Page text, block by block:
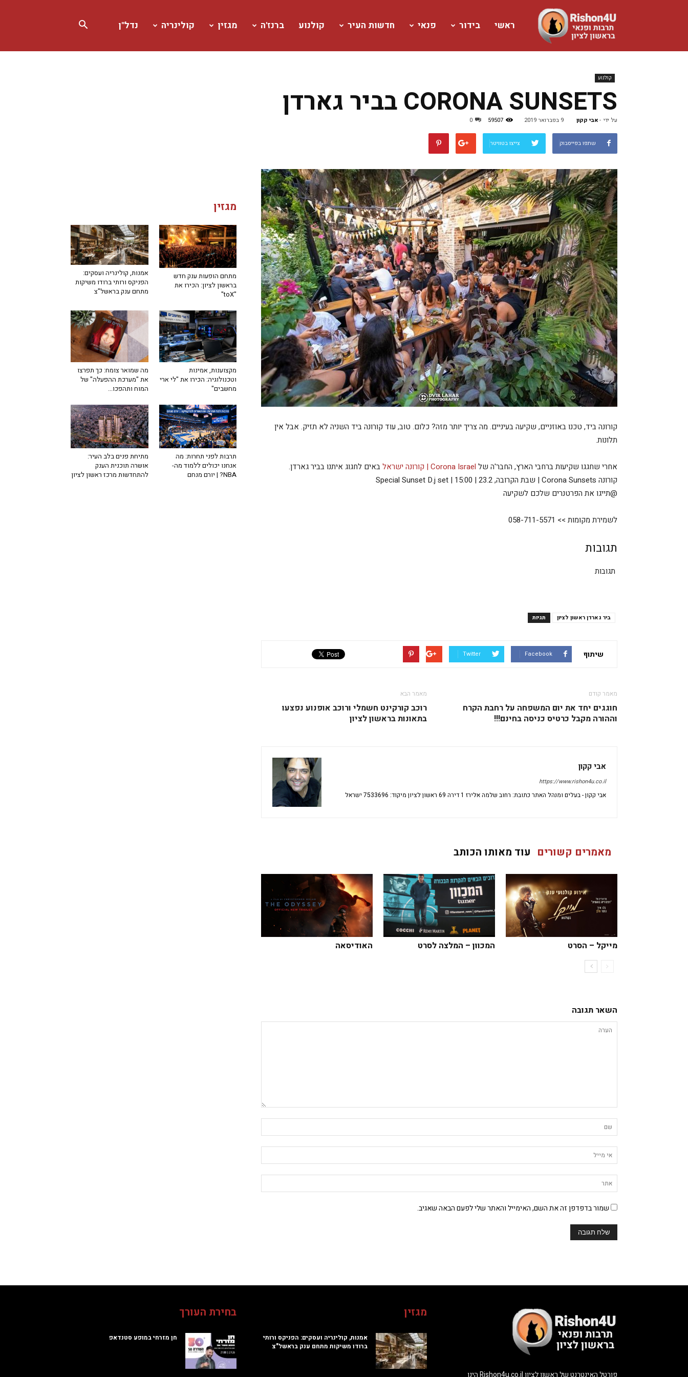
www.rishon4u.co.il
ראשי בידור פנאי חדשות העיר קולנוע ברנז'ה מגזין קולינריה נדל"ן
קולנוע
CORONA SUNSETS בביר גארדן
על ידי אבי קקון- 9 בפברואר 2019 59507
0
שתפו בפייסבוק צייצו בטוויטר
קורונה ביד, טכנו באוזניים, שקיעה בעיניים. מה צריך יותר מזה? כלום. טוב, עוד קורונה ביד השניה לא תזיק. אבל אין
תלונות.
אחרי שחגגו שקיעות ברחבי הארץ, החבר'ה של Corona Israel | קורונה ישראל
באים לחגוג איתנו בביר גארדן.
קורונה Corona Sunsets | שבת הקרובה, 23.2 | 15:00 | Special Sunset D.j set
@תייגו את הפרטנרים שלכם לשקיעה
לשמירת מקומות >> 058-711-5571
תגובות
תגובות
תגיות ביר גארדן ראשון לציון
שיתוף Facebook
Twitter
מאמר קודם
חוגגים יחד את יום המשפחה על רחבת הקרח
וההורה מקבל כרטיס כניסה בחינם!!!
מאמר הבא
רוכב קורקינט חשמלי ורוכב אופנוע נפצעו
בתאונות בראשון לציון
אבי קקון
https://www.rishon4u.co.il
אבי קקון - בעלים ומנהל האתר כתובת: רחוב שלמה אלירז 1 דירה 69 ראשון לציון מיקוד: 7533696 ישראל
מאמרים קשורים עוד מאותו הכותב
האודיסאה המכוון – המלצה לסרט מייקל – הסרט
השאר תגובה
שמור בדפדפן זה את השם, האימייל והאתר שלי לפעם הבאה שאגיב.
מגזין
אמנות, קולינריה ועסקים:
הפניקס ורותי ברודו משיקות
מתחם ענק בראשל"צ
מתחם הופעות ענק חדש
בראשון לציון: הכירו את
"toX"
מה שמואר צומח: כך תפרצו
את "מערכת ההפעלה" של
המוח ותהפכו...
מקצוענות, אמינות
וטכנולוגיה: הכירו את "לי ארי
מחשבים"
מתיחת פנים בלב העיר:
אושרה תוכנית הענק
להתחדשות מרכז ראשון לציון
תרבות לפני תחרות: מה
אנחנו יכולים ללמוד מה-
NBA? | יורם מנחם
בחירת העורך
חן מזרחי במופע סטנדאפ
מגזין
אמנות, קולינריה ועסקים: הפניקס ורותי
ברודו משיקות מתחם ענק בראשל"צ
פורטל האינטרנט של ראשון לציון Rishon4u.co.il הינו